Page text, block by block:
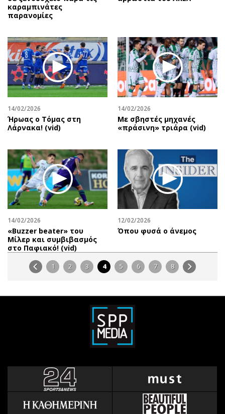
καραμπινάτες
παρανομίες
14/02/2026
Ήρωας ο Τόμας στη
Λάρνακα! (vid)
14/02/2026
Με σβηστές μηχανές
«πράσινη» τριάρα (vid)
14/02/2026
«Βuzzer beater» του
Μίλερ και συμβιβασμός
στο Παφιακό! (vid)
12/02/2026
Όπου φυσά ο άνεμος
1 2 3 4 5 6 7 8